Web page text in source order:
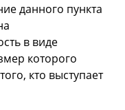
данного пункта
в виде
которого
кто выступает